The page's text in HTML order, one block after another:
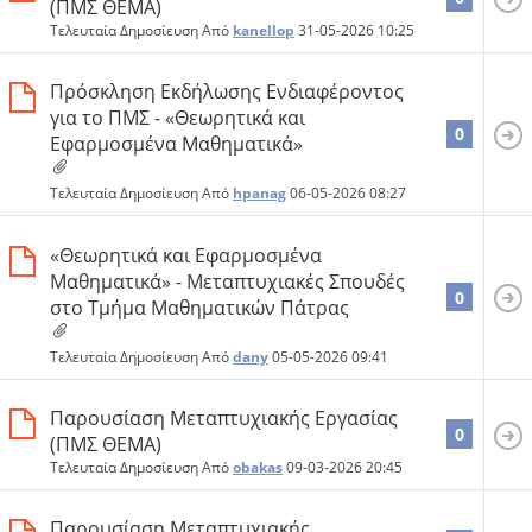
(ΠΜΣ ΘΕΜΑ)
Τελευταία Δημοσίευση Από kanellop 31-05-2026 10:25
Πρόσκληση Εκδήλωσης Ενδιαφέροντος
για το ΠΜΣ - «Θεωρητικά και
Εφαρμοσμένα Μαθηματικά»
Τελευταία Δημοσίευση Από hpanag06-05-202608:27
0
«Θεωρητικά και Εφαρμοσμένα
Μαθηματικά» - Μεταπτυχιακές Σπουδές
στο Τμήμα Μαθηματικών Πάτρας
Τελευταία Δημοσίευση Απόdany05-05-202609:41
0
Παρουσίαση Μεταπτυχιακής Εργασίας
(ΠΜΣ ΘΕΜΑ)
Τελευταία Δημοσίευση Απόobakas09-03-202620:45
0